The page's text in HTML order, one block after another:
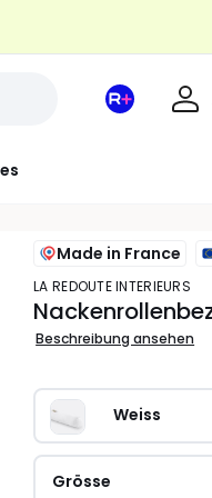
Ihr
Made in France
LA REDOUTE INTERIEURS
Beschreibung ansehen
Weiss
Grösse